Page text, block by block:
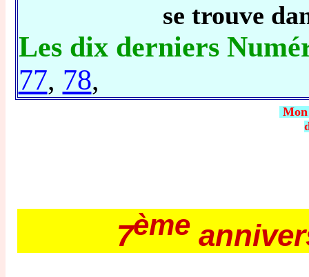
se trouve
Les dix derniers
77, 78,
7ème